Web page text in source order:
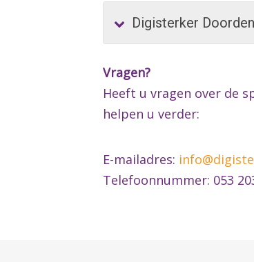
Digisterker
Vragen?
Heeft u vragen over de
helpen u verder:
E-mailadres:
Telefoonnummer: 053